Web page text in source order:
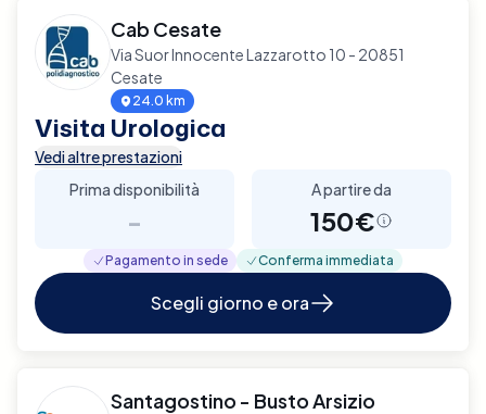
Cab Cesate
Via Suor Innocente Lazzarotto 10 - 20851
Cesate
24.0 km
Visita Urologica
Vedi altre prestazioni
Prima disponibilità
-
A partire da
150€
Pagamento in sede Conferma immediata
Scegli giorno e ora
Santagostino - Busto Arsizio